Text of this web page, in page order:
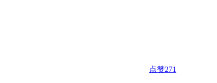
点赞271